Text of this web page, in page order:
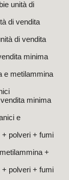
unità di
di vendita
di vendita
minima
e metilammina
minima
e
+ polveri + fumi
+
+ polveri + fumi